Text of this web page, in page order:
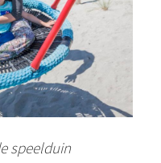
speelduin